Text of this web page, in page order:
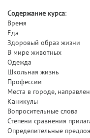
Содержание курса:
Время
Еда
Здоровый образ жизни
В мире животных
Одежда
Школьная жизнь
Профессии
Места в городе,
Каникулы
Вопросительные слова
Степени сравнения
Определительные